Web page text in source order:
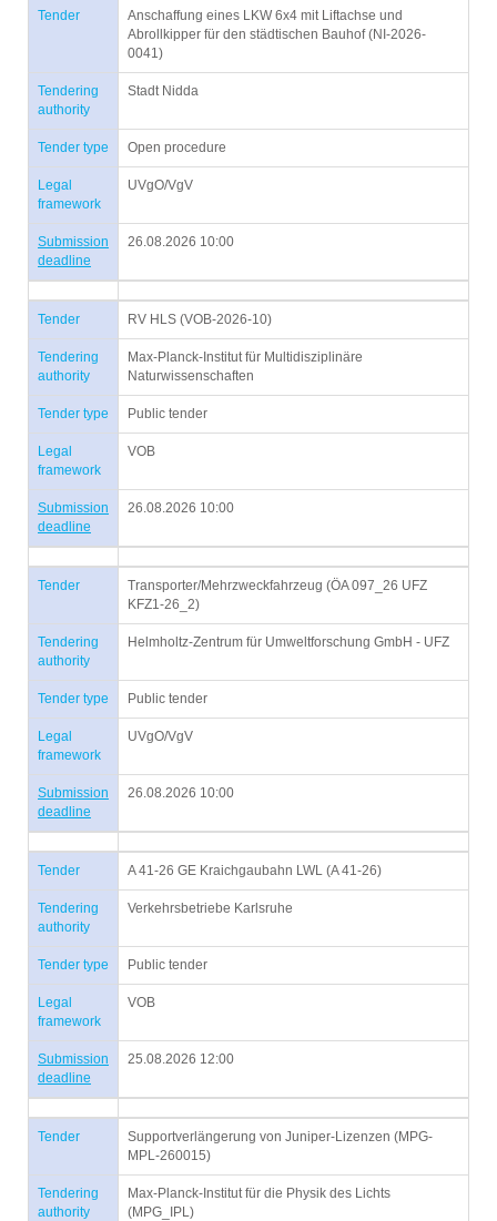
Tender
Anschaffung eines LKW 6x4 mit Liftachse und
Abrollkipper für den städtischen Bauhof (NI-2026-
0041)
Tendering
authority
Stadt Nidda
Tender type Open procedure
Legal
framework
UVgO/VgV
Submission
deadline
26.08.2026 10:00
Tender RV HLS (VOB-2026-10)
Tendering
authority
Max-Planck-Institut für Multidisziplinäre
Naturwissenschaften
Tender type Public tender
Legal
framework
VOB
Submission
deadline
26.08.2026 10:00
Tender
Transporter/Mehrzweckfahrzeug (ÖA 097_26 UFZ
KFZ1-26_2)
Tendering
authority
Helmholtz-Zentrum für Umweltforschung GmbH - UFZ
Tender type Public tender
Legal
framework
UVgO/VgV
Submission
deadline
26.08.2026 10:00
Tender A 41-26 GE Kraichgaubahn LWL (A 41-26)
Tendering
authority
Verkehrsbetriebe Karlsruhe
Tender type Public tender
Legal
framework
VOB
Submission
deadline
25.08.2026 12:00
Tender
Supportverlängerung von Juniper-Lizenzen (MPG-
MPL-260015)
Tendering
authority
Max-Planck-Institut für die Physik des Lichts
(MPG_IPL)